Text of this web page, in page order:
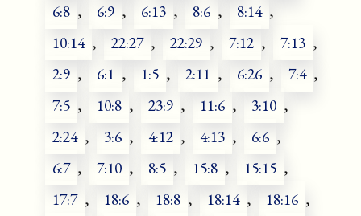
6:8 , 6:9 , 6:13 , 8:6 , 8:14 ,
10:14 , 22:27 , 22:29 , 7:12 , 7:13 ,
2:9 , 6:1 , 1:5 , 2:11 , 6:26 , 7:4 ,
7:5 , 10:8 , 23:9 , 11:6 , 3:10 ,
2:24 , 3:6 , 4:12 , 4:13 , 6:6 ,
6:7 , 7:10 , 8:5 , 15:8 , 15:15 ,
17:7 , 18:6 , 18:8 , 18:14 , 18:16 ,